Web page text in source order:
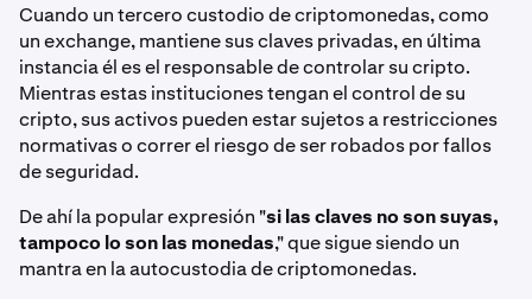
Cuando un tercero custodio de criptomonedas, como
un exchange, mantiene sus claves privadas, en última
instancia él es el responsable de controlar su cripto.
Mientras estas instituciones tengan el control de su
cripto, sus activos pueden estar sujetos a restricciones
normativas o correr el riesgo de ser robados por fallos
de seguridad.
De ahí la popular expresión "si las claves no son suyas,
tampoco lo son las monedas," que sigue siendo un
mantra en la autocustodia de criptomonedas.